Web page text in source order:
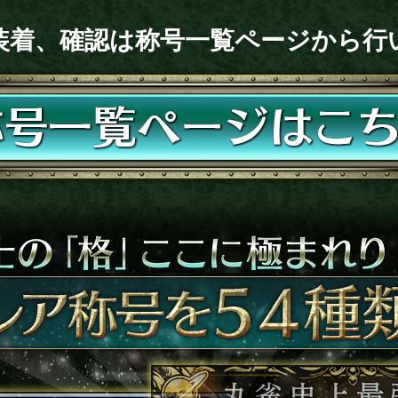
着、確認は称号一覧ページから行